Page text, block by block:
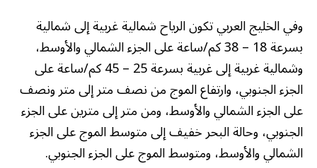
وفي الخليج العربي تكون الرياح شمالية غربية إلى شمالية
بسرعة 18 – 38 كم/ساعة على الجزء الشمالي والأوسط،
وشمالية غربية إلى غربية بسرعة 25 – 45 كم/ساعة على
الجزء الجنوبي، وارتفاع الموج من نصف متر إلى متر ونصف
على الجزء الشمالي والأوسط، ومن متر إلى مترين على الجزء
الجنوبي، وحالة البحر خفيف إلى متوسط الموج على الجزء
الشمالي والأوسط، ومتوسط الموج على الجزء الجنوبي.